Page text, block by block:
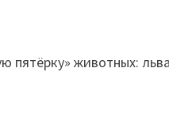
животных: